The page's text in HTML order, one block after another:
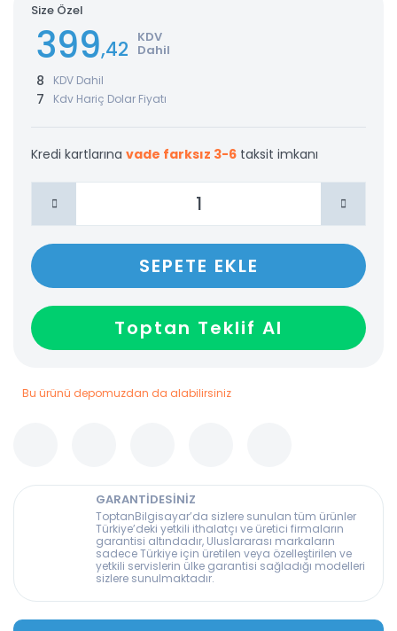
Size Özel
399,42 KDV
Dahil
8 KDV Dahil
7 Kdv Hariç Dolar Fiyatı
Kredi kartlarına vade farksız 3-6 taksit imkanı
SEPETE EKLE
Toptan Teklif Al
Bu ürünü depomuzdan da alabilirsiniz
GARANTİDESİNİZ
ToptanBilgisayar’da sizlere sunulan tüm ürünler
Türkiye’deki yetkili ithalatçı ve üretici firmaların
garantisi altındadır, Uluslararası markaların
sadece Türkiye için üretilen veya özelleştirilen ve
yetkili servislerin ülke garantisi sağladığı modelleri
sizlere sunulmaktadır.